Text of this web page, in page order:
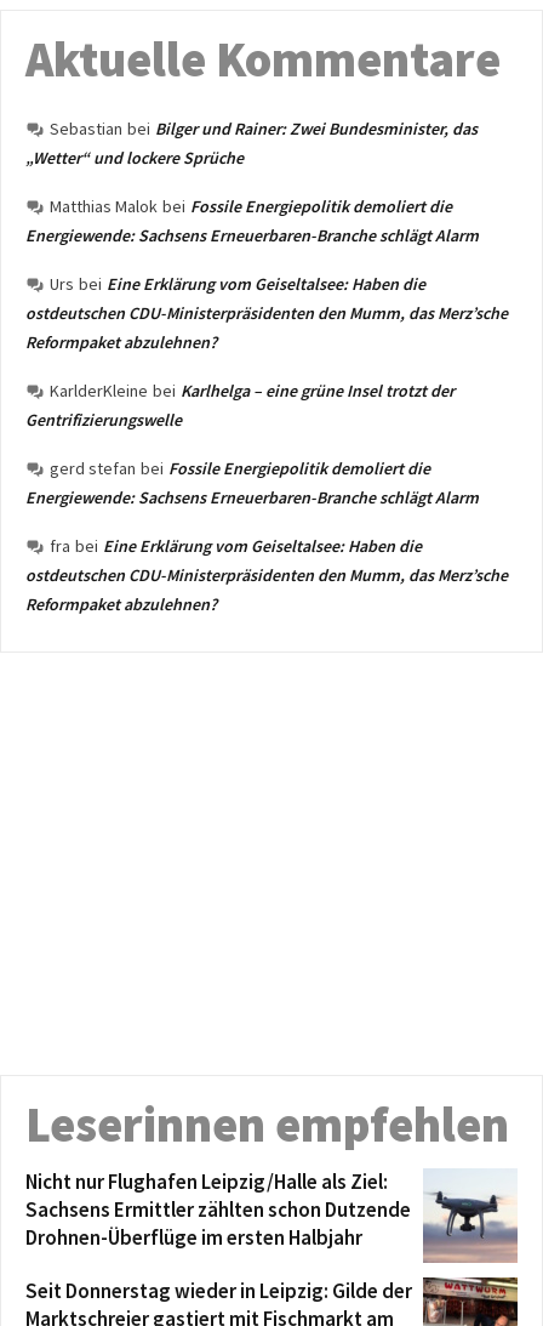
Aktuelle Kommentare
Sebastian bei Bilger und Rainer: Zwei Bundesminister, das
„Wetter“ und lockere Sprüche
Matthias Malok bei Fossile Energiepolitik demoliert die
Energiewende: Sachsens Erneuerbaren-Branche schlägt Alarm
Urs bei Eine Erklärung vom Geiseltalsee: Haben die
ostdeutschen CDU-Ministerpräsidenten den Mumm, das Merz’sche
Reformpaket abzulehnen?
KarlderKleine bei Karlhelga – eine grüne Insel trotzt der
Gentrifizierungswelle
gerd stefan bei Fossile Energiepolitik demoliert die
Energiewende: Sachsens Erneuerbaren-Branche schlägt Alarm
fra bei Eine Erklärung vom Geiseltalsee: Haben die
ostdeutschen CDU-Ministerpräsidenten den Mumm, das Merz’sche
Reformpaket abzulehnen?
Leserinnen empfehlen
Nicht nur Flughafen Leipzig/Halle als Ziel:
Sachsens Ermittler zählten schon Dutzende
Drohnen-Überflüge im ersten Halbjahr
Seit Donnerstag wieder in Leipzig: Gilde der
Marktschreier gastiert mit Fischmarkt am